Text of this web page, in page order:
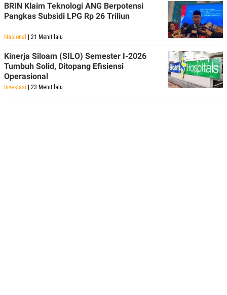
BRIN Klaim Teknologi ANG Berpotensi
Pangkas Subsidi LPG Rp 26 Triliun
Nasional | 21 Menit lalu
Kinerja Siloam (SILO) Semester I-2026
Tumbuh Solid, Ditopang Efisiensi
Operasional
Investasi | 23 Menit lalu